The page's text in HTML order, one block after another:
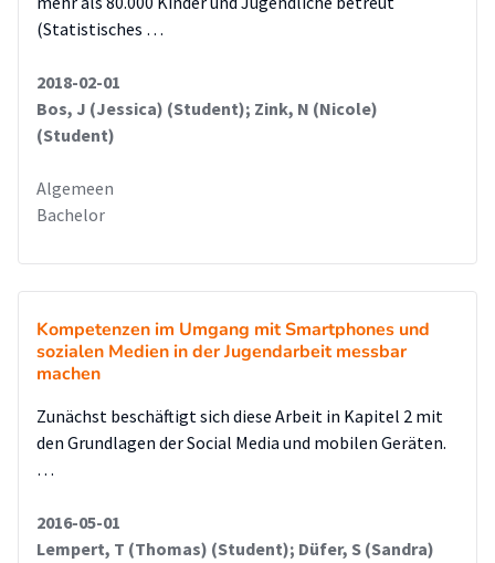
(Statistisches …
2018-02-01
Bos, J (Jessica) (Student); Zink, N (Nicole)
(Student)
Algemeen
Bachelor
Kompetenzen im Umgang mit Smartphones und
sozialen Medien in der Jugendarbeit messbar
machen
Zunächst beschäftigt sich diese Arbeit in Kapitel 2 mit
den Grundlagen der Social Media und mobilen Geräten.
…
2016-05-01
Lempert, T (Thomas) (Student); Düfer, S (Sandra)